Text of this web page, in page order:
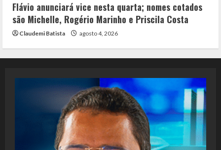
Flávio anunciará vice nesta quarta; nomes cotados
são Michelle, Rogério Marinho e Priscila Costa
Claudemi Batista agosto 4, 2026